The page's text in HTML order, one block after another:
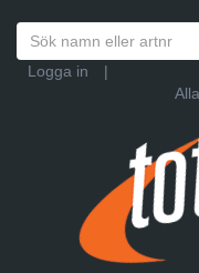
Logga in
|